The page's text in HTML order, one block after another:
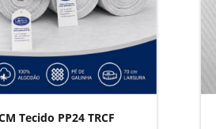
Tecido PP24 TRCF